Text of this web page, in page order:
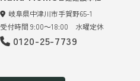
岐阜県中津川市手賀野65-1
受付時間 9:00～18:00 水曜定休
0120-25-7739